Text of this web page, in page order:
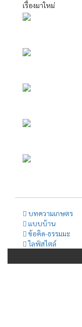
เรื่องมาใหม่
บทความเกษตร
แบบบ้าน
ข้อคิด-ธรรมมะ
ไลฟ์สไตล์